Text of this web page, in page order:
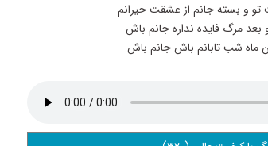
و بسته جانم از عشقت حیرانم
بعد مرگ فایده نداره جانم باش
ماه شب تابانم باش جانم باش